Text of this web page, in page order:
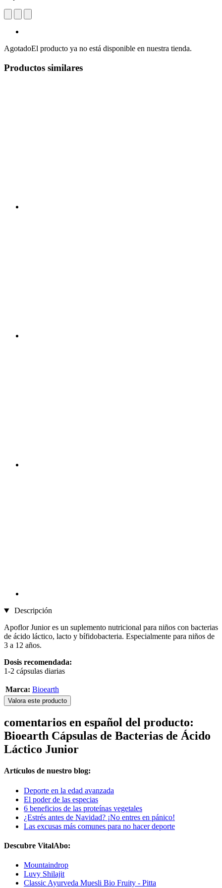
AgotadoEl producto ya no está disponible en nuestra tienda.
Productos similares
Descripción
Apoflor Junior es un suplemento nutricional para niños con bacterias
de ácido láctico, lacto y bífidobacteria. Especialmente para niños de
3 a 12 años.
Dosis recomendada:
1-2 cápsulas diarias
Marca: Bioearth
Valora este producto
comentarios en español del producto:
Bioearth Cápsulas de Bacterias de Ácido
Láctico Junior
Artículos de nuestro blog:
Deporte en la edad avanzada
El poder de las especias
6 beneficios de las proteínas vegetales
¿Estrés antes de Navidad? ¡No entres en pánico!
Las excusas más comunes para no hacer deporte
Descubre VitalAbo:
Mountaindrop
Luvy Shilajit
Classic Ayurveda Muesli Bio Fruity - Pitta